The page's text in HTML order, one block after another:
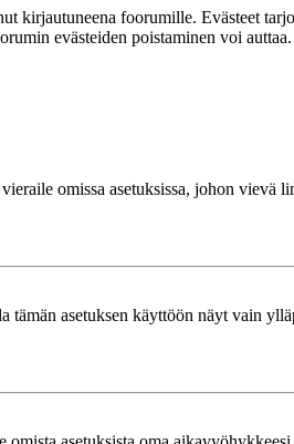
kirjautuneena foorumille. Evästeet
evästeiden poistaminen voi auttaa.
omissa asetuksissa, johon
tämän asetuksen käyttöön näyt vain